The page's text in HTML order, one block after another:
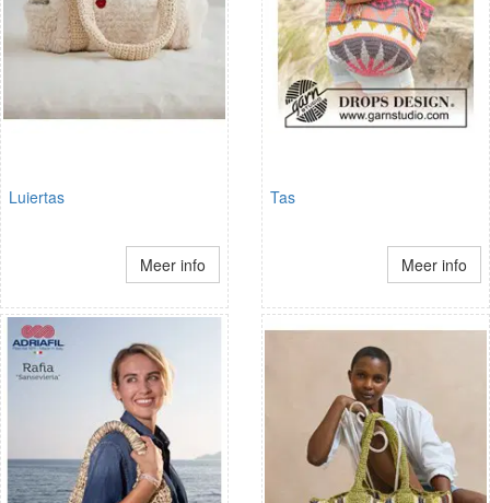
Luiertas
Meer info
Tas
Meer info